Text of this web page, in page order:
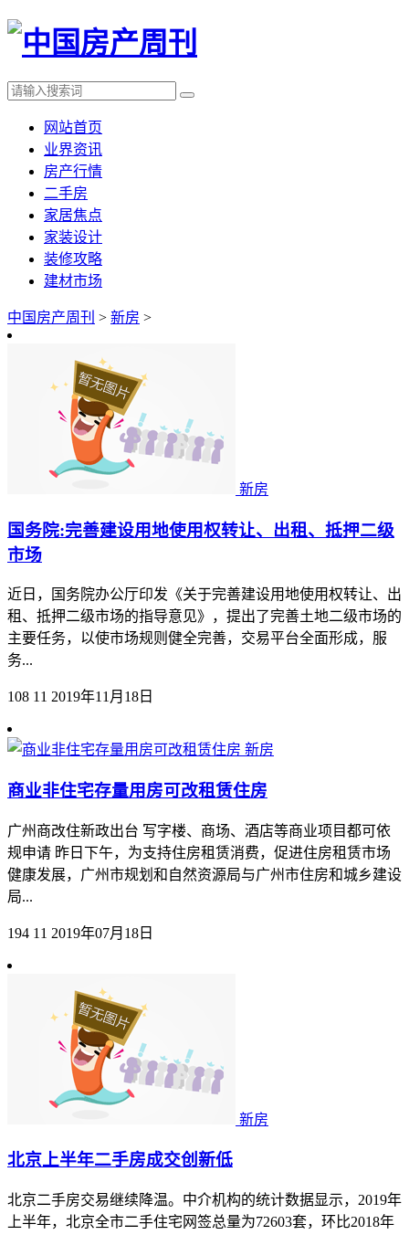
网站首页
业界资讯
房产行情
二手房
家居焦点
家装设计
装修攻略
建材市场
中国房产周刊 > 新房 >
新房
国务院:完善建设用地使用权转让、出租、抵押二级
市场
近日，国务院办公厅印发《关于完善建设用地使用权转让、出
租、抵押二级市场的指导意见》，提出了完善土地二级市场的
主要任务，以使市场规则健全完善，交易平台全面形成，服
务...
108 11 2019年11月18日
新房
商业非住宅存量用房可改租赁住房
广州商改住新政出台 写字楼、商场、酒店等商业项目都可依
规申请 昨日下午，为支持住房租赁消费，促进住房租赁市场
健康发展，广州市规划和自然资源局与广州市住房和城乡建设
局...
194 11 2019年07月18日
新房
北京上半年二手房成交创新低
北京二手房交易继续降温。中介机构的统计数据显示，2019年
上半年，北京全市二手住宅网签总量为72603套，环比2018年